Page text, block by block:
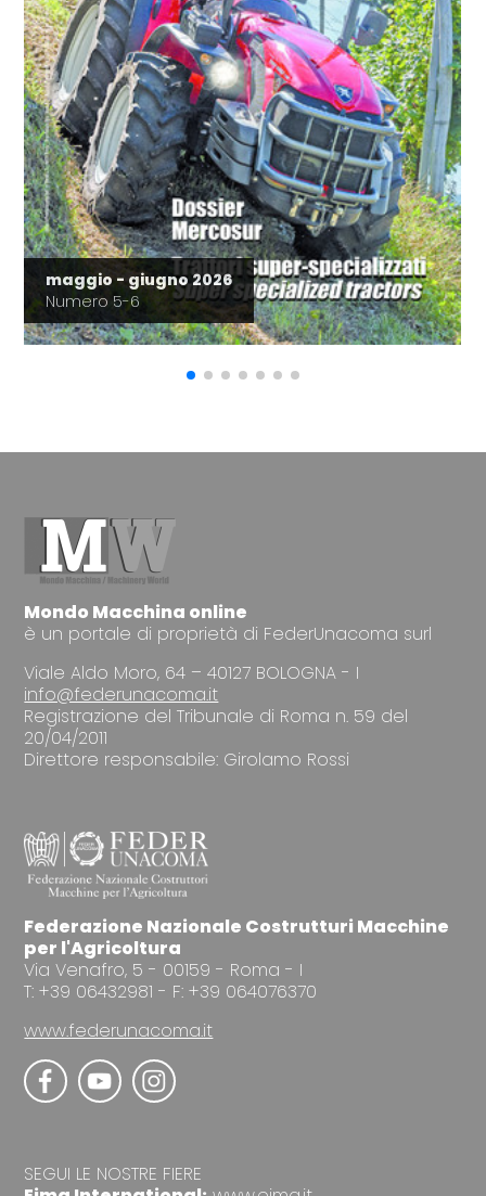
maggio - giugno 2026
Numero 5-6
Mondo Macchina online
è un portale di proprietà di FederUnacoma surl
Viale Aldo Moro, 64 – 40127 BOLOGNA - I
info@federunacoma.it
Registrazione del Tribunale di Roma n. 59 del
20/04/2011
Direttore responsabile: Girolamo Rossi
Federazione Nazionale Costrutturi Macchine
per l'Agricoltura
Via Venafro, 5 - 00159 - Roma - I
T: +39 06432981 - F: +39 064076370
www.federunacoma.it
SEGUI LE NOSTRE FIERE